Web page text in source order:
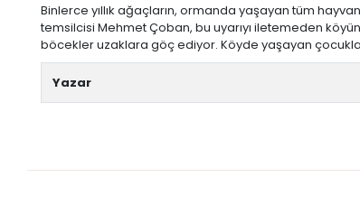
Binlerce yıllık ağaçların, ormanda yaşayan tüm
temsilcisi Mehmet Çoban, bu uyarıyı iletemeden
böcekler uzaklara göç ediyor. Köyde yaşayan
Yazar